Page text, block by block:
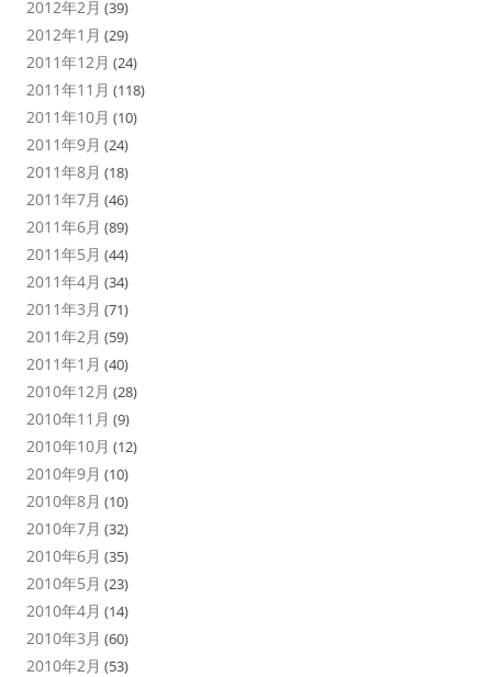
2012年2月 (39)
2012年1月 (29)
2011年12月 (24)
2011年11月 (118)
2011年10月 (10)
2011年9月 (24)
2011年8月 (18)
2011年7月 (46)
2011年6月 (89)
2011年5月 (44)
2011年4月 (34)
2011年3月 (71)
2011年2月 (59)
2011年1月 (40)
2010年12月 (28)
2010年11月 (9)
2010年10月 (12)
2010年9月 (10)
2010年8月 (10)
2010年7月 (32)
2010年6月 (35)
2010年5月 (23)
2010年4月 (14)
2010年3月 (60)
2010年2月 (53)